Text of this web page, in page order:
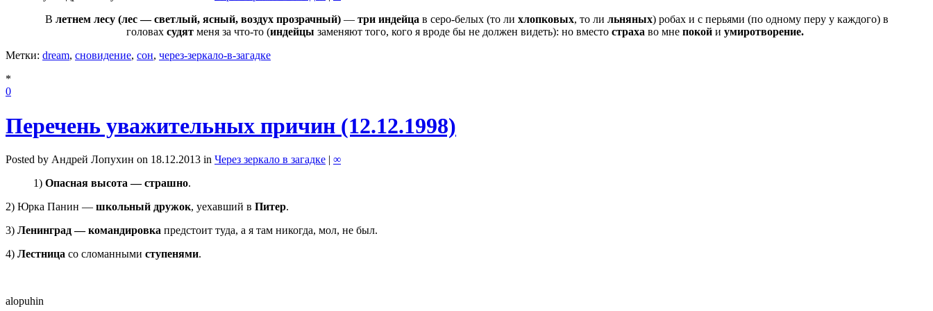
В летнем лесу (лес — светлый, ясный, воздух прозрачный)— три индейца в серо-белых (то ли хлопковых, то ли льняных) робах и с перьями (по одному перу у каждого) в
головах судят меня за что-то (индейцы заменяют того, кого я вроде бы не должен видеть): но вместо страха во мне покой и умиротворение.
Метки: dream, сновидение, сон, через-зеркало-в-загадке
*
0
Перечень уважительных причин (12.12.1998)
Posted by Андрей Лопухин on 18.12.2013 in Через зеркало в загадке | ∞
1) Опасная высота — страшно.
2) Юрка Панин — школьный дружок, уехавший в Питер.
3) Ленинград — командировка предстоит туда, а я там никогда, мол, не был.
4) Лестница со сломанными ступенями.
alopuhin